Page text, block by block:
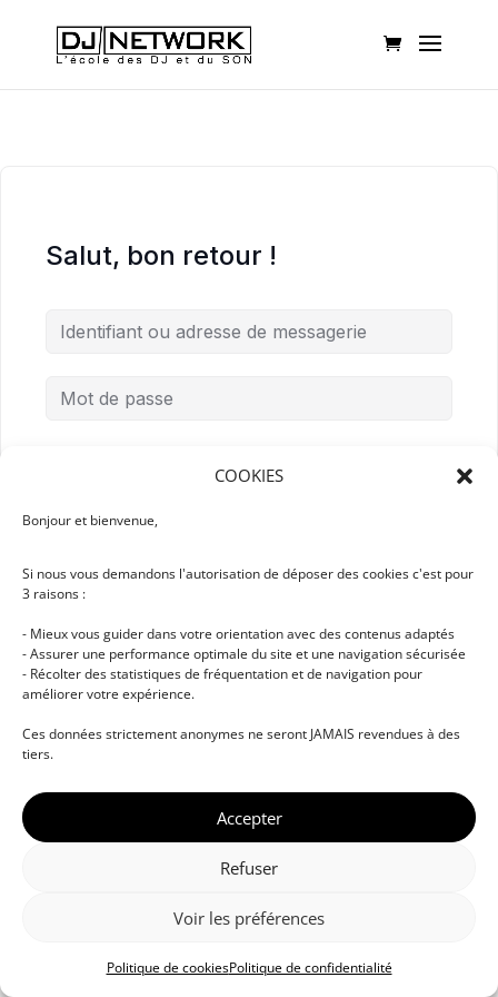
COOKIES
Bonjour et bienvenue,
Si nous vous demandons l'autorisation de déposer des cookies c'est pour
3 raisons :
- Mieux vous guider dans votre orientation avec des contenus adaptés
- Assurer une performance optimale du site et une navigation sécurisée
- Récolter des statistiques de fréquentation et de navigation pour
améliorer votre expérience.
Ces données strictement anonymes ne seront JAMAIS revendues à des
tiers.
Accepter
Refuser
Voir les préférences
Politique de cookiesPolitique de confidentialité
Salut, bon retour !
Me garder connecté
Vous n’avez pas de compte ?
© DJ NETWORK • École de DJ et de production
musicale • Certifications professionnelles • Paris •
Montpellier • À distance • Site actualisé en juillet